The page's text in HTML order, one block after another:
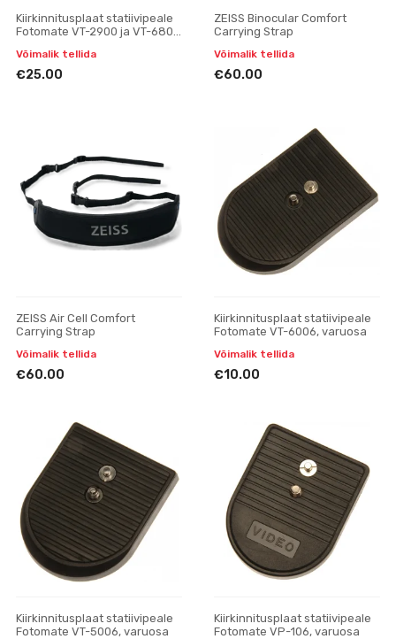
Kiirkinnitusplaat statiivipeale
Fotomate VT-2900 ja VT-680-
Võimalik tellida
€25.00
ZEISS Binocular Comfort
Carrying Strap
Võimalik tellida
€60.00
ZEISS Air Cell Comfort
Carrying Strap
Võimalik tellida
€60.00
Kiirkinnitusplaat statiivipeale
Fotomate VT-6006, varuosa
Võimalik tellida
€10.00
Kiirkinnitusplaat statiivipeale
Fotomate VT-5006, varuosa
Kiirkinnitusplaat statiivipeale
Fotomate VP-106, varuosa